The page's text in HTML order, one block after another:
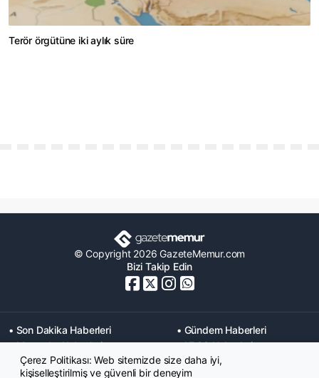
Terör örgütüne iki aylık süre
© Copyright 2026 GazeteMemur.com
Bizi Takip Edin
• Son Dakika Haberleri
• Gündem Haberleri
• Memurlar Haberleri
• KPSS Haberleri
• Ekonomi Haberleri
• Eğitim Haberleri
Çerez Politikası: Web sitemizde size daha iyi,
kişiselleştirilmiş ve güvenli bir deneyim